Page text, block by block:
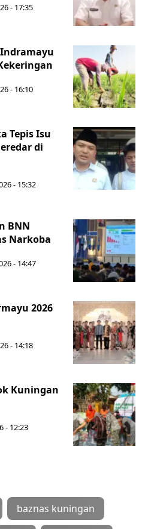
- 17:35
- 16:10
Tepis Isu
di
- 15:32
BNN
Narkoba
- 14:47
2026
- 14:18
Kuningan
- 12:23
baznas kuningan